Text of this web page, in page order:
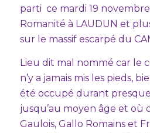
parti ce mardi 19
Romanité à LAUDUN et
sur le massif escarpé du
Lieu dit mal nommé car le
n’y a jamais mis les pieds,
été occupé durant
jusqu’au moyen âge et où
Gaulois, Gallo Romains et